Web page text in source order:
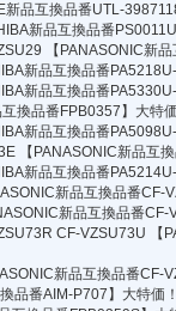
新品互換品番UTL-
新品互換品番
【PANASONIC新
新品互換品番
新品互換品番
互換品番FPB0357】大特
新品互換品番
【PANASONIC新品互
新品互換品番
新品互換品番
新品互換品番
CF-VZSU73U
【
新品互換品番
換品番AIM-P707】大特価